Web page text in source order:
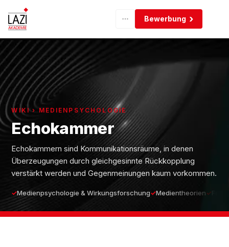
Bewerbung
WIKI › MEDIENPSYCHOLOGIE
Echokammer
Echokammern sind Kommunikationsräume, in denen
Überzeugungen durch gleichgesinnte Rückkopplung
verstärkt werden und Gegenmeinungen kaum vorkommen.
Medienpsychologie & Wirkungsforschung Medientheorien